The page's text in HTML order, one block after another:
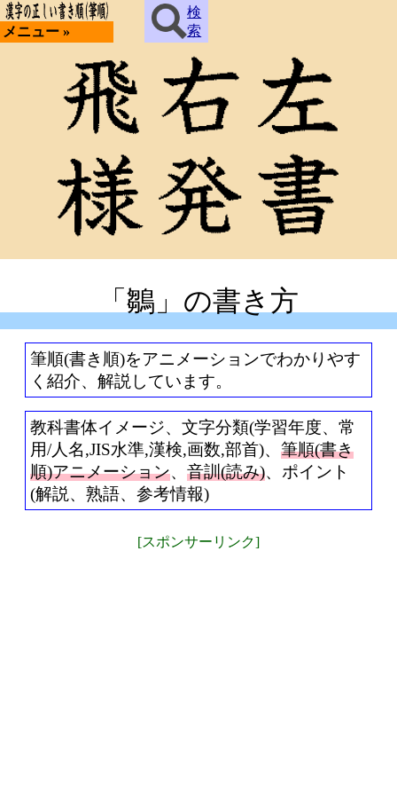
メニュー »
検
索
「鶵」の書き方
筆順(書き順)をアニメーションでわかりやす
く紹介、解説しています。
教科書体イメージ、文字分類(学習年度、常
用/人名,JIS水準,漢検,画数,部首)、 筆順(書き
順)アニメーション、 音訓(読み)、ポイント
(解説、熟語、参考情報)
[スポンサーリンク]